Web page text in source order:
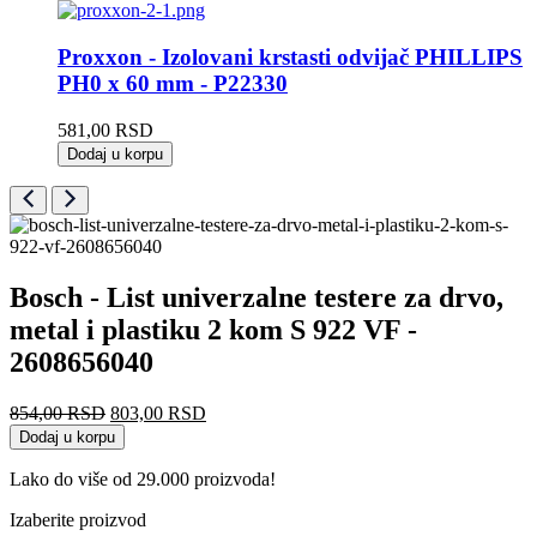
Proxxon - Izolovani krstasti odvijač PHILLIPS
PH0 x 60 mm - P22330
581,00 RSD
Dodaj u korpu
Bosch - List univerzalne testere za drvo,
metal i plastiku 2 kom S 922 VF -
2608656040
854,00RSD Originalna
cena
je
bila:
803,00 RSD
803,00 RSD.
Dodaj u korpu
Lako do više od 29.000 proizvoda!
Izaberite proizvod